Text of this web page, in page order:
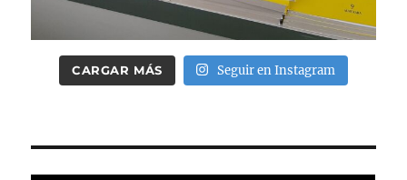
CARGAR MÁS Seguir en Instagram